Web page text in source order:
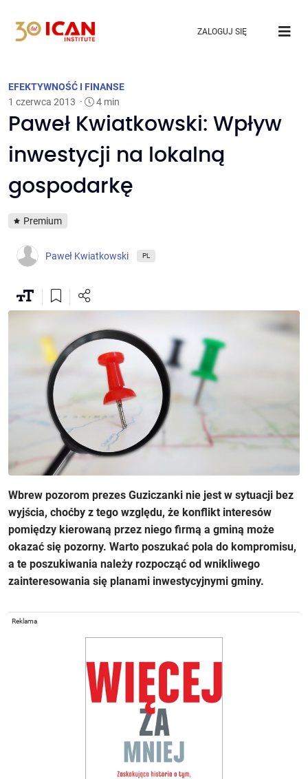
ZALOGUJ SIĘ
EFEKTYWNOŚĆ I FINANSE
1 czerwca 2013 · 4 min
Paweł Kwiatkowski: Wpływ
inwestycji na lokalną
gospodarkę
Premium
Paweł Kwiatkowski PL
Wbrew pozorom prezes Guziczanki nie jest w sytuacji bez
wyjścia, choćby z tego względu, że konflikt interesów
pomiędzy kierowaną przez niego firmą a gminą może
okazać się pozorny. Warto poszukać pola do kompromisu,
a te poszukiwania należy rozpocząć od wnikliwego
zainteresowania się planami inwestycyjnymi gminy.
Reklama